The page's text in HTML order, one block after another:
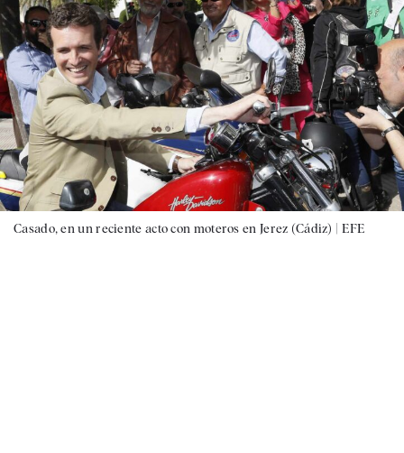
Casado, en un reciente acto con moteros en Jerez (Cádiz) | EFE